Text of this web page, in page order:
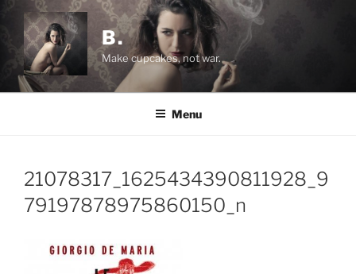
Salta
contenuto
B.
Make cupcakes, not war.
Menu
21078317_1625434390811928_9
79197878975860150_n